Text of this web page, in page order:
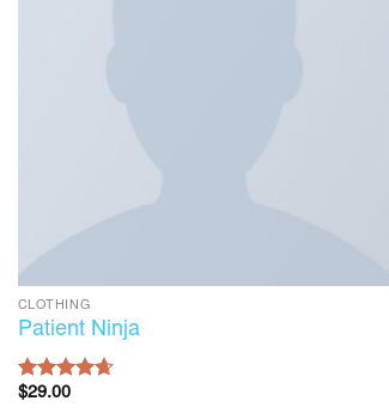
CLOTHING
Patient Ninja
Rated
$29.00